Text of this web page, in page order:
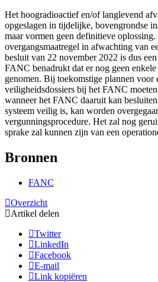
Het hoogradioactief en/of langlevend
opgeslagen in tijdelijke, bovengrondse
maar vormen geen definitieve
overgangsmaatregel in afwachting van
besluit van 22 november 2022 is dus
FANC benadrukt dat er nog geen
genomen. Bij toekomstige plannen voor
veiligheidsdossiers bij het FANC
wanneer het FANC daaruit kan
systeem veilig is, kan worden
vergunningsprocedure. Het zal nog
sprake zal kunnen zijn van een
Bronnen
FANC
Overzicht
Artikel delen
Twitter
LinkedIn
Facebook
E-mail
Link kopiëren